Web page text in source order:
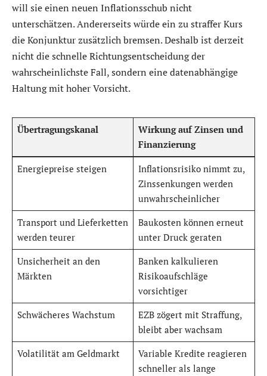
will sie einen neuen Inflationsschub nicht
unterschätzen. Andererseits würde ein zu straffer Kurs
die Konjunktur zusätzlich bremsen. Deshalb ist derzeit
nicht die schnelle Richtungsentscheidung der
wahrscheinlichste Fall, sondern eine datenabhängige
Haltung mit hoher Vorsicht.
Übertragungskanal
Wirkung auf Zinsen und
Finanzierung
Energiepreise steigen
Inflationsrisiko nimmt zu,
Zinssenkungen werden
unwahrscheinlicher
Transport und Lieferketten
werden teurer
Baukosten können erneut
unter Druck geraten
Unsicherheit an den
Märkten
Banken kalkulieren
Risikoaufschläge
vorsichtiger
Schwächeres Wachstum
EZB zögert mit Straffung,
bleibt aber wachsam
Volatilität am Geldmarkt
Variable Kredite reagieren
schneller als lange